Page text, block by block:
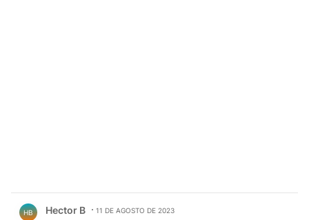
HB Hector B 11 DE AGOSTO DE 2023